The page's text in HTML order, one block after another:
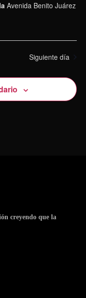
Avenida Benito Juárez
Siguiente día
creyendo que la